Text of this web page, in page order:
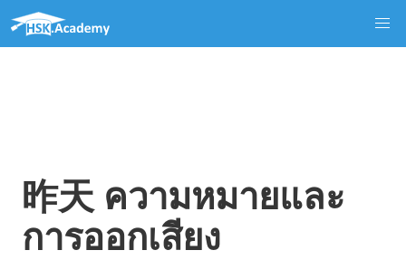
昨天 ความหมายและ
การออกเสียง